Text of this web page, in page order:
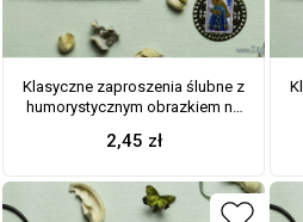
Klasyczne zaproszenia ślubne z
humorystycznym obrazkiem na
wręczający serce swojej
2,45 zł